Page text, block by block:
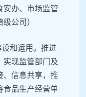
安办、市场监管
公司）
和运用。推进
实现监管部门及
、信息共享，推
食品生产经营单